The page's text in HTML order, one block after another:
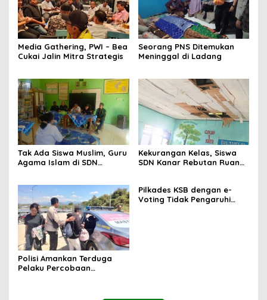
Media Gathering, PWI – Bea
Cukai Jalin Mitra Strategis
Seorang PNS Ditemukan
Meninggal di Ladang
Tak Ada Siswa Muslim, Guru
Agama Islam di SDN
Kekurangan Kelas, Siswa
SDN Kanar Rebutan Ruang
Polisi Amankan Terduga
Pelaku Percobaan
Pilkades KSB dengan e-
Voting Tidak Pengaruhi